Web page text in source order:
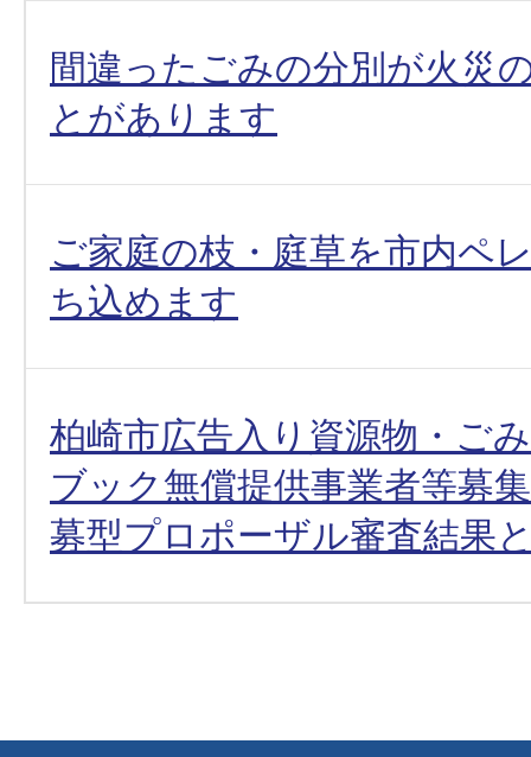
間違ったごみの分別が火災
とがあります
ご家庭の枝・庭草を市内ペ
ち込めます
柏崎市広告入り資源物・ご
ブック無償提供事業者等募
募型プロポーザル審査結果